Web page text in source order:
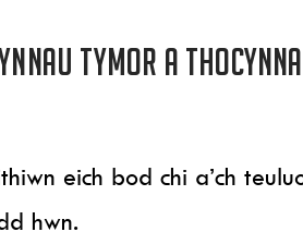
tymor a
eich bod chi a’ch
hwn.